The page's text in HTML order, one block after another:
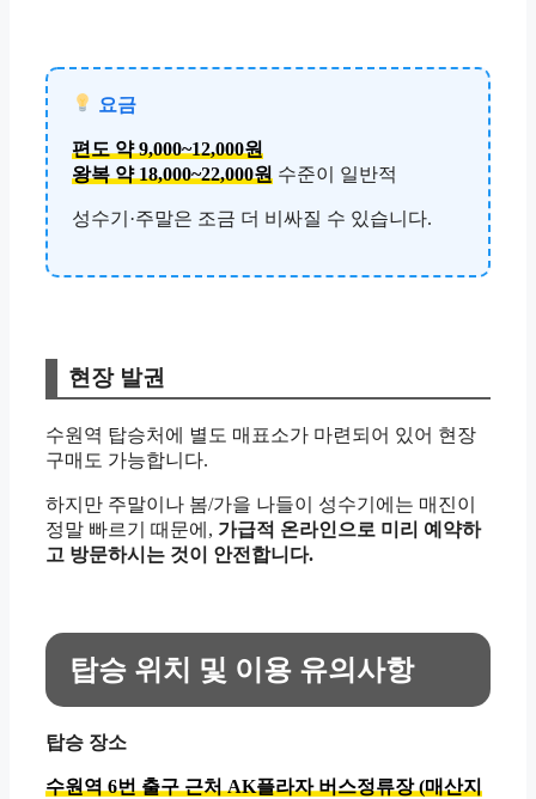
요금
편도 약 9,000~12,000원
왕복 약 18,000~22,000원 수준이 일반적
성수기·주말은 조금 더 비싸질 수 있습니다.
현장 발권
수원역 탑승처에 별도 매표소가 마련되어 있어 현장
구매도 가능합니다.
하지만 주말이나 봄/가을 나들이 성수기에는 매진이
정말 빠르기 때문에, 가급적 온라인으로 미리 예약하
고 방문하시는 것이 안전합니다.
탑승 위치 및 이용 유의사항
탑승 장소
수원역 6번 출구 근처 AK플라자 버스정류장 (매산지